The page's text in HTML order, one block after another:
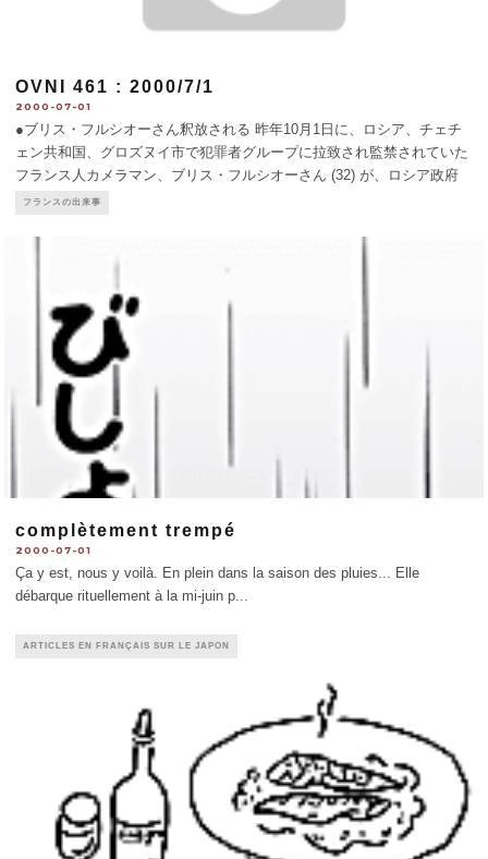
OVNI 461 : 2000/7/1
2000-07-01
●ブリス・フルシオーさん釈放される 昨年10月1日に、ロシア、チェチ
ェン共和国、グロズヌイ市で犯罪者グループに拉致され監禁されていた
フランス人カメラマン、ブリス・フルシオーさん (32) が、ロシア政府
が仲介に入って6月12日に無事釈放された。クレムリン宮殿でプチン大
フランスの出来事
complètement trempé
2000-07-01
Ça y est, nous y voilà. En plein dans la saison des pluies... Elle
débarque rituellement à la mi-juin p...
ARTICLES EN FRANÇAIS SUR LE JAPON